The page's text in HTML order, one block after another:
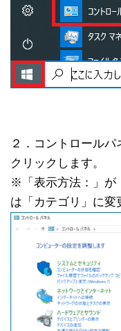
２．コントロール
クリックします。
※「表示方法：」が
は「カテゴリ」に変